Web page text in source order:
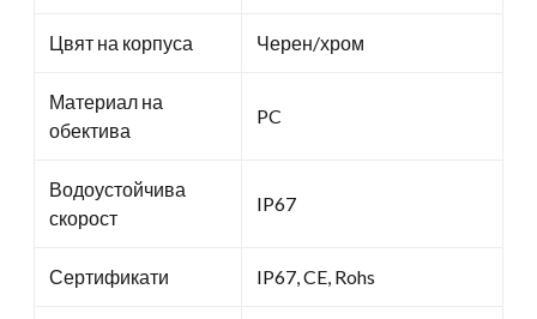
Цвят на корпуса Черен/хром
Материал на
обектива
PC
Водоустойчива
скорост
IP67
Сертификати IP67, CE, Rohs